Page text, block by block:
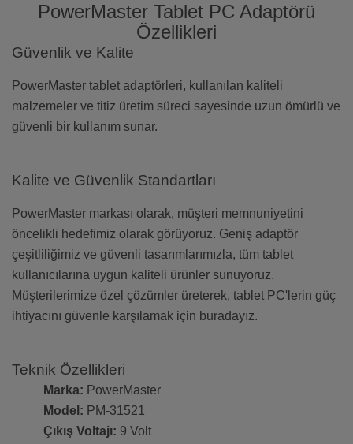
PowerMaster Tablet PC Adaptörü
Özellikleri
Güvenlik ve Kalite
PowerMaster tablet adaptörleri, kullanılan kaliteli
malzemeler ve titiz üretim süreci sayesinde uzun ömürlü ve
güvenli bir kullanım sunar.
Kalite ve Güvenlik Standartları
PowerMaster markası olarak, müşteri memnuniyetini
öncelikli hedefimiz olarak görüyoruz. Geniş adaptör
çeşitliliğimiz ve güvenli tasarımlarımızla, tüm tablet
kullanıcılarına uygun kaliteli ürünler sunuyoruz.
Müşterilerimize özel çözümler üreterek, tablet PC'lerin güç
ihtiyacını güvenle karşılamak için buradayız.
Teknik Özellikleri
Marka: PowerMaster
Model: PM-31521
Çıkış Voltajı: 9 Volt